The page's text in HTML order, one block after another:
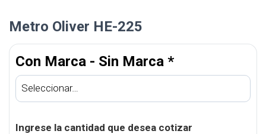
Metro Oliver HE-225
Con Marca - Sin Marca *
Ingrese la cantidad que desea cotizar